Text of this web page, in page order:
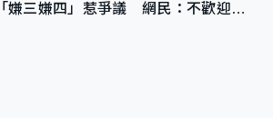
「嫌三嫌四」惹爭議 網民：不歡迎劣